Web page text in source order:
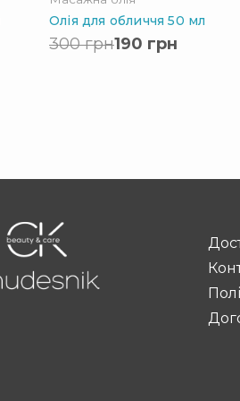
Олія для обличчя 50 мл
300грн190 грн